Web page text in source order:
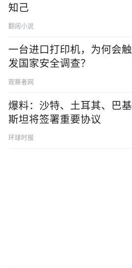
知己
翻阅小说
一台进口打印机，为何会触
发国家安全调查？
观察者网
爆料：沙特、土耳其、巴基
斯坦将签署重要协议
环球时报